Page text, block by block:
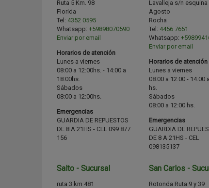
Ruta 5 Km. 98
Florida
Tel: 4352 0595
Whatsapp: +59898070590
Enviar por email
Horarios de atención
Lunes a viernes
08:00 a 12:00hs. - 14:00 a
18:00hs.
Sábados
08:00 a 12:00hs.
Emergencias
GUARDIA DE REPUESTOS
DE 8 A 21HS - CEL 099 877
156
Lavalleja s/n esquina
Agosto
Rocha
Tel: 4456 7651
Whatsapp:
Enviar por email
Horarios de atención
Lunes a viernes
08:00 a 12:00 - 14:00
hs.
Sábados
08:00 a 12:00 hs.
Emergencias
GUARDIA DE
DE 8 A 21HS - CEL
098135137
Salto - Sucursal
ruta 3 km 481
San Carlos -
Rotonda Ruta 9 y 39